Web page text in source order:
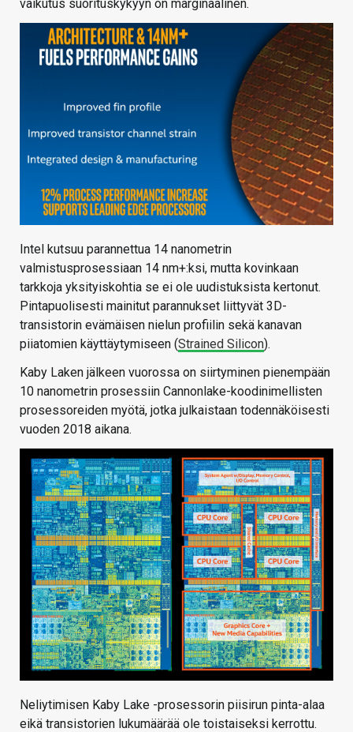
vaikutus suorituskykyyn on marginaalinen.
Intel kutsuu parannettua 14 nanometrin
valmistusprosessiaan 14 nm+:ksi, mutta kovinkaan
tarkkoja yksityiskohtia se ei ole uudistuksista kertonut.
Pintapuolisesti mainitut parannukset liittyvät 3D-
transistorin evämäisen nielun profiilin sekä kanavan
piiatomien käyttäytymiseen (Strained Silicon).
Kaby Laken jälkeen vuorossa on siirtyminen pienempään
10 nanometrin prosessiin Cannonlake-koodinimellisten
prosessoreiden myötä, jotka julkaistaan todennäköisesti
vuoden 2018 aikana.
Neliytimisen Kaby Lake -prosessorin piisirun pinta-alaa
eikä transistorien lukumäärää ole toistaiseksi kerrottu.